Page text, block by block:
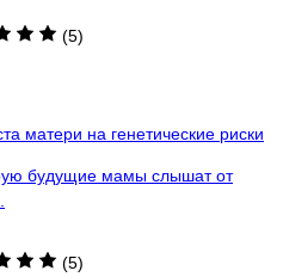
(5)
матери на генетические риски
будущие мамы слышат от
(5)